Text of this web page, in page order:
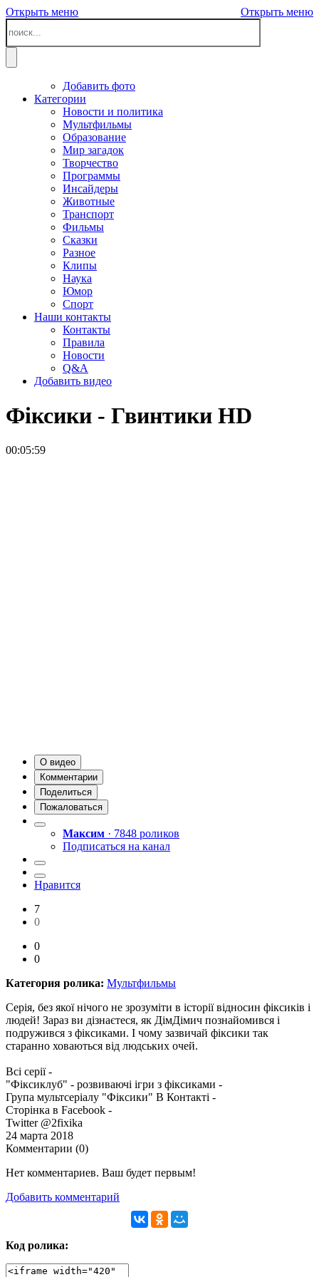
Открыть меню Открыть меню
Добавить фото
Категории
Новости и политика
Мультфильмы
Образование
Мир загадок
Творчество
Программы
Инсайдеры
Животные
Транспорт
Фильмы
Сказки
Разное
Клипы
Наука
Юмор
Спорт
Наши контакты
Контакты
Правила
Новости
Q&A
Добавить видео
Фіксики - Гвинтики HD
00:05:59
О видео
Комментарии
Поделиться
Пожаловаться
Максим · 7848 роликов
Подписаться на канал
Нравится
7
0
0
0
Категория ролика: Мультфильмы
Серія, без якої нічого не зрозуміти в історії відносин фіксиків і
людей! Зараз ви дізнаєтеся, як ДімДімич познайомився і
подружився з фіксиками. І чому зазвичай фіксики так
старанно ховаються від людських очей.
Всі серії -
"Фіксиклуб" - розвиваючі ігри з фіксиками -
Група мультсеріалу "Фіксики" В Контакті -
Сторінка в Facebook -
Twitter @2fixika
24 марта 2018
Комментарии (0)
Нет комментариев. Ваш будет первым!
Добавить комментарий
Код ролика: